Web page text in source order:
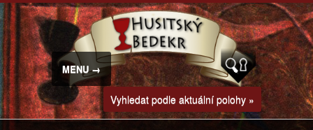
MENU →
Vyhledat podle aktuální polohy »